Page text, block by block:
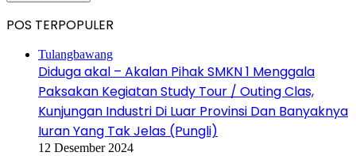
POS TERPOPULER
Tulangbawang
Diduga akal – Akalan Pihak SMKN 1 Menggala
Paksakan Kegiatan Study Tour / Outing Clas,
Kunjungan Industri Di Luar Provinsi Dan Banyaknya
Iuran Yang Tak Jelas (Pungli)
12 Desember 2024